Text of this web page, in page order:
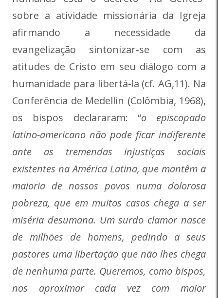
sobre a atividade missionária da Igreja
afirmando a necessidade da
evangelização sintonizar-se com as
atitudes de Cristo em seu diálogo com a
humanidade para libertá-la (cf. AG,11). Na
Conferência de Medellin (Colômbia, 1968),
os bispos declararam: “o episcopado
latino-americano não pode ficar indiferente
ante as tremendas injustiças sociais
existentes na América Latina, que mantêm a
maioria de nossos povos numa dolorosa
pobreza, que em muitos casos chega a ser
miséria desumana. Um surdo clamor nasce
de milhões de homens, pedindo a seus
pastores uma libertação que não lhes chega
de nenhuma parte. Queremos, como bispos,
nos aproximar cada vez com maior